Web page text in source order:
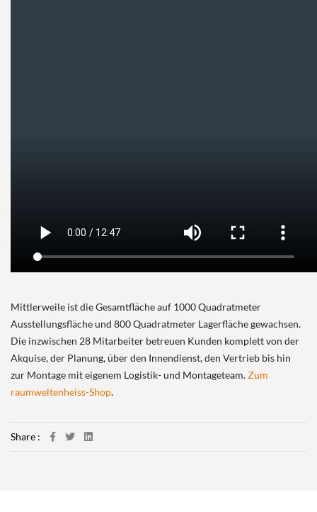
Mittlerweile ist die Gesamtfläche auf 1000 Quadratmeter
Ausstellungsfläche und 800 Quadratmeter Lagerfläche gewachsen.
Die inzwischen 28 Mitarbeiter betreuen Kunden komplett von der
Akquise, der Planung, über den Innendienst, den Vertrieb bis hin
zur Montage mit eigenem Logistik- und Montageteam.Zum
raumweltenheiss-Shop.
Share :